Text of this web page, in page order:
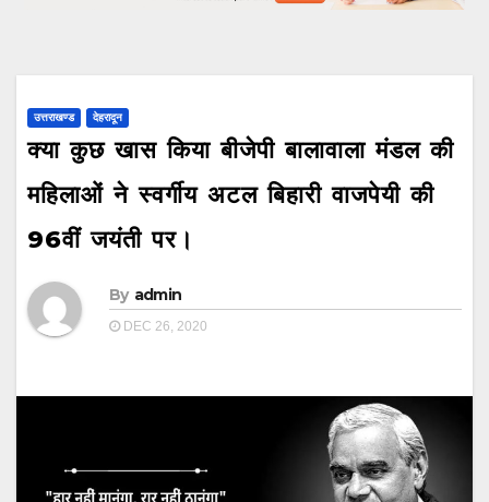
उत्तराखण्ड देहरादून
क्या कुछ खास किया बीजेपी बालावाला मंडल की
महिलाओं ने स्वर्गीय अटल बिहारी वाजपेयी की
96वीं जयंती पर।
By admin
DEC 26, 2020